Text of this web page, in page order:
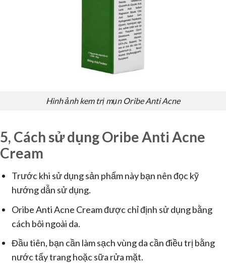
Hình ảnh kem trị mụn Oribe Anti Acne
5, Cách sử dụng Oribe Anti Acne
Cream
Trước khi sử dụng sản phẩm này bạn nên đọc kỹ
hướng dẫn sử dụng.
Oribe Anti Acne Cream được chỉ định sử dụng bằng
cách bôi ngoài da.
Đầu tiên, bạn cần làm sạch vùng da cần điều trị bằng
nước tẩy trang hoặc sữa rửa mặt.